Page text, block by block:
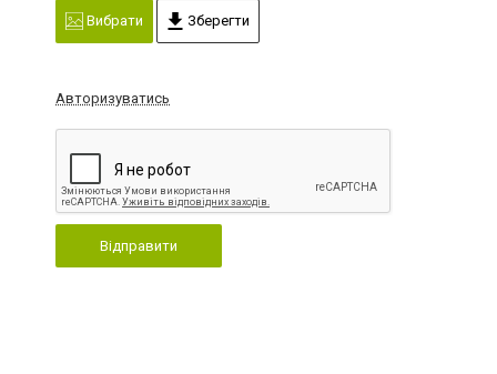
Вибрати
Зберегти
Авторизуватись
Відправити